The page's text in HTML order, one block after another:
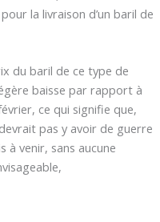
la livraison d’un baril de
du baril de ce type de
baisse par rapport à
ce qui signifie que,
pas y avoir de guerre
à venir, sans aucune